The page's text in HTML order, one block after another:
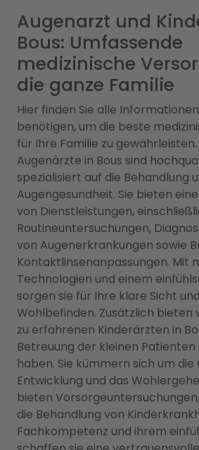
Augenarzt und
Bous: Umfassende
medizinische
die ganze Familie
Hier finden Sie alle
benötigen, um die beste
für Ihre Familie zu
Augenärzte in Bous sind
spezialisiert auf die Behandlung
Augengesundheit. Sie bieten
von Dienstleistungen,
Routineuntersuchungen,
von Augenerkrankungen sowie
Kontaktlinsenanpassungen. Mit
Technologien und einem
sorgen sie für Ihre klare Sicht
Wohlbefinden. Zusätzlich bieten
zu erfahrenen Kinderärzten in
Betreuung der kleinen Patienten
haben. Sie kümmern sich um die
Entwicklung und das
bieten
die Behandlung von
Fachkompetenz und ihrem